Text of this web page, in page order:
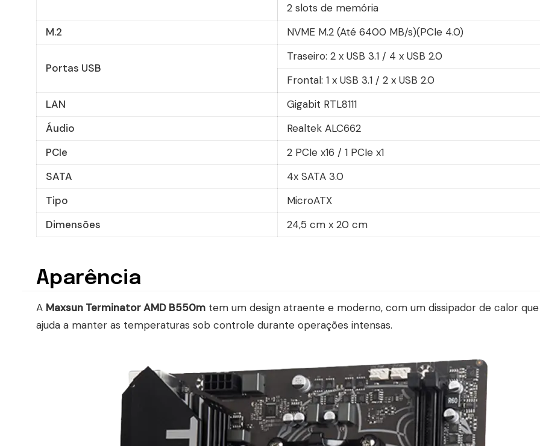
2 slots de memória
M.2
NVME M.2 (Até 6400 MB/s)(PCIe 4.0)
Portas USB
Traseiro: 2 x USB 3.1 / 4 x USB 2.0
Frontal: 1 x USB 3.1 / 2 x USB 2.0
LAN
Gigabit RTL8111
Áudio
Realtek ALC662
PCIe
2 PCIe x16 / 1 PCIe x1
SATA
4x SATA 3.0
Tipo
MicroATX
Dimensões
24,5 cm x 20 cm
Aparência
A Maxsun Terminator AMD B550m tem um design atraente e moderno, com um dissipador de calor que
ajuda a manter as temperaturas sob controle durante operações intensas.